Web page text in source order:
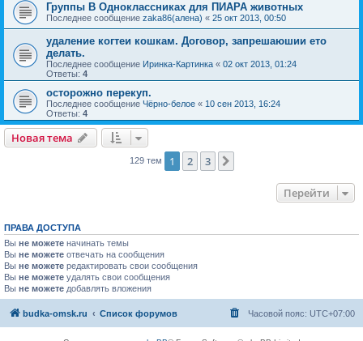
Группы В Одноклассниках для ПИАРА животных
Последнее сообщение zaka86(алена) « 25 окт 2013, 00:50
удалениe когтеи кошкам. Договор, запрешаюшии ето
делать.
Последнее сообщение Иринка-Картинка « 02 окт 2013, 01:24
Ответы: 4
осторожно перекуп.
Последнее сообщение Чёрно-белое « 10 сен 2013, 16:24
Ответы: 4
Новая тема
129 тем 1 2 3
Перейти
ПРАВА ДОСТУПА
Вы не можете начинать темы
Вы не можете отвечать на сообщения
Вы не можете редактировать свои сообщения
Вы не можете удалять свои сообщения
Вы не можете добавлять вложения
budka-omsk.ru Список форумов Часовой пояс: UTC+07:00